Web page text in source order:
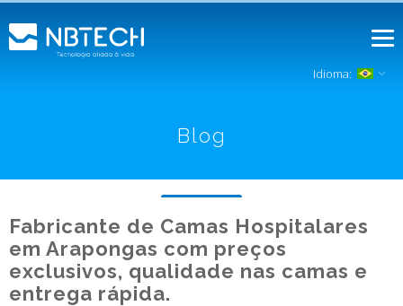
Idioma:
Blog
Fabricante de Camas Hospitalares
em Arapongas com preços
exclusivos, qualidade nas camas e
entrega rápida.